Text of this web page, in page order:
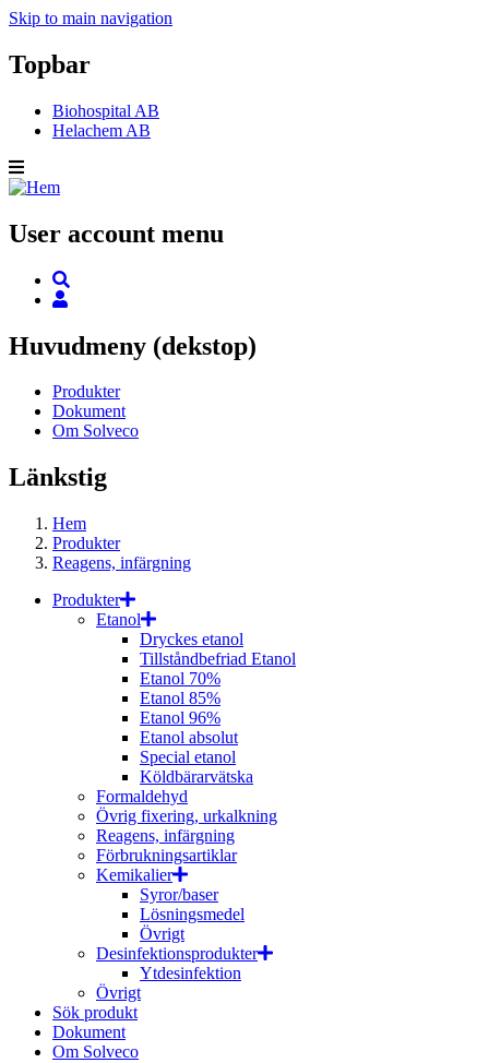
Skip to main navigation
Topbar
Biohospital AB
Helachem AB
User account menu
Huvudmeny (dekstop)
Produkter
Dokument
Om Solveco
Länkstig
Hem
Produkter
Reagens, infärgning
Produkter
Etanol
Dryckes etanol
Tillståndbefriad Etanol
Etanol 70%
Etanol 85%
Etanol 96%
Etanol absolut
Special etanol
Köldbärarvätska
Formaldehyd
Övrig fixering, urkalkning
Reagens, infärgning
Förbrukningsartiklar
Kemikalier
Syror/baser
Lösningsmedel
Övrigt
Desinfektionsprodukter
Ytdesinfektion
Övrigt
Sök produkt
Dokument
Om Solveco